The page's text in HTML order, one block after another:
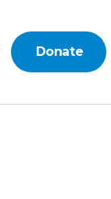
Donate